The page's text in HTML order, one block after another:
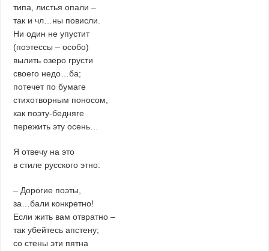
типа, листья опали –
так и чл…ны повисли.
Ни один не упустит
(поэтессы – особо)
вылить озеро грусти
своего недо…ба;
потечет по бумаге
стихотворным поносом,
как поэту-бедняге
пережить эту осень…
Я отвечу на это
в стиле русского этно:
– Дорогие поэты,
за…бали конкретно!
Если жить вам отвратно –
так убейтесь апстену;
со стены эти пятна